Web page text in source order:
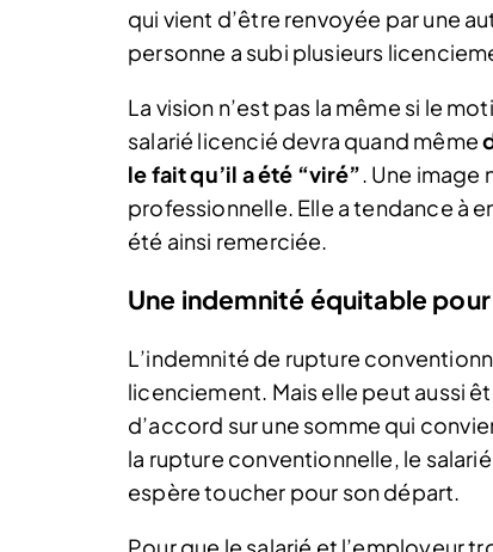
qui vient d’être renvoyée par une
personne a subi plusieurs
La vision n’est pas la même si le
salarié licencié devra quand même
le fait qu’il a été “viré”. Une image
professionnelle. Elle a tendance à
été ainsi remerciée.
Une indemnité équitable
L’indemnité de rupture
licenciement. Mais elle peut aussi
d’accord sur une somme qui
la rupture conventionnelle, le
espère toucher pour son départ.
Pour que le salarié et l’employeur